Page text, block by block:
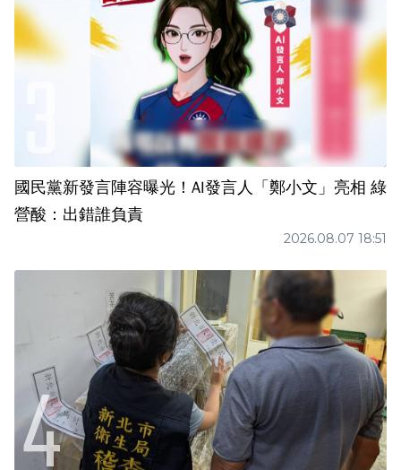
國民黨新發言陣容曝光！AI發言人「鄭小文」亮相 綠
營酸：出錯誰負責
2026.08.07 18:51